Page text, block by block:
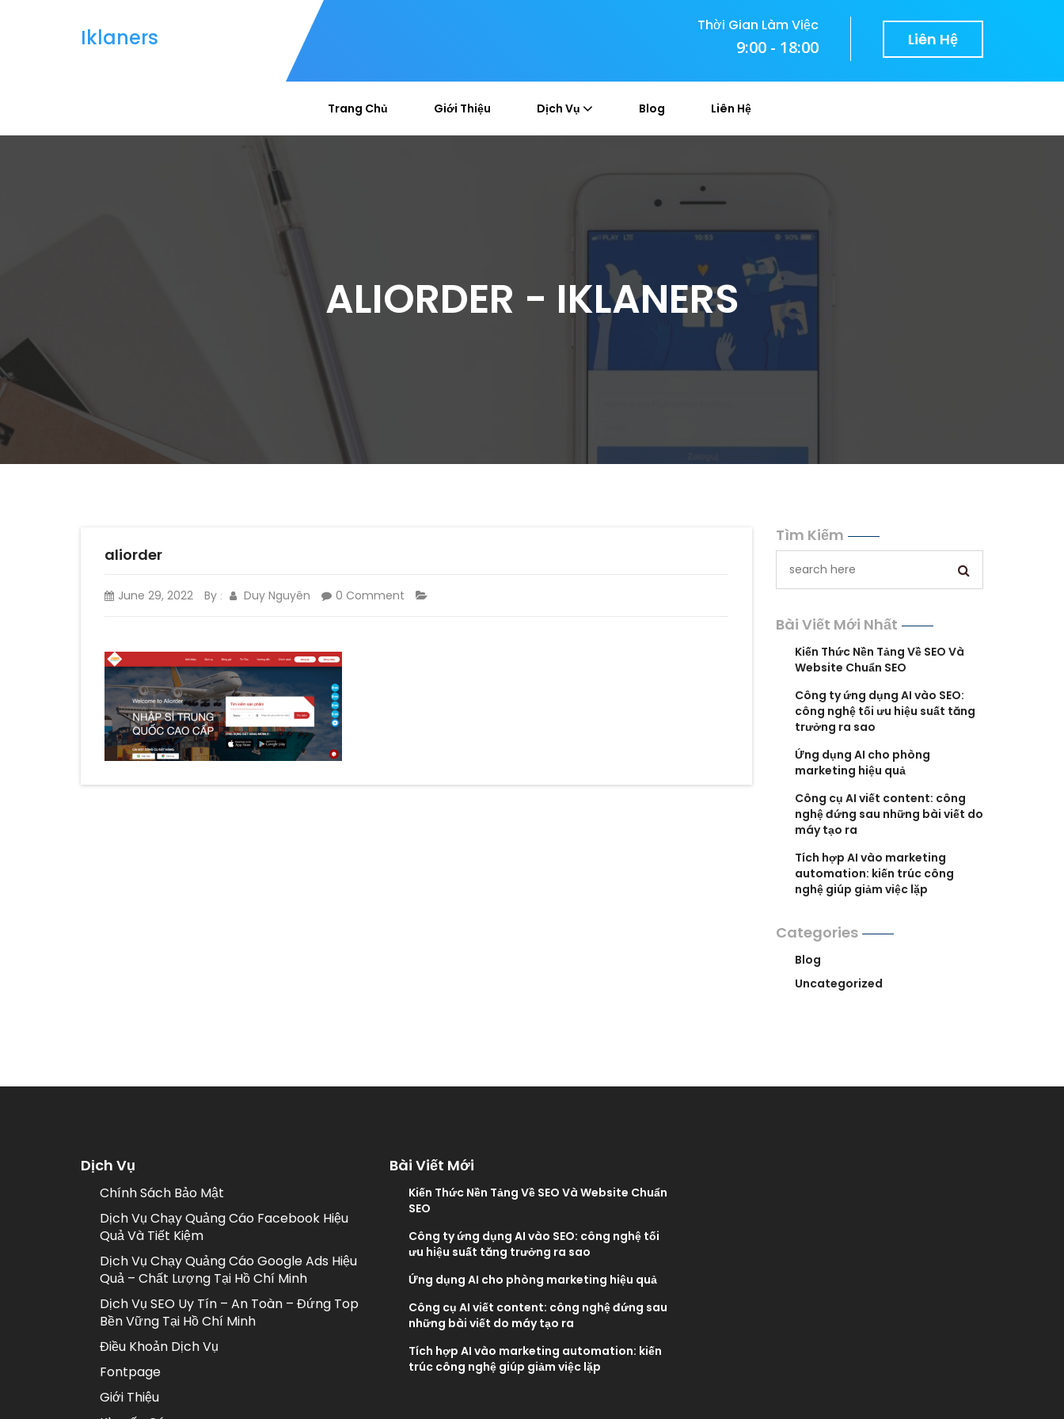
Iklaners Thời Gian Làm Việc
9:00 - 18:00 Liên Hệ
Trang Chủ Giới Thiệu Dịch Vụ Blog Liên Hệ
ALIORDER - IKLANERS
aliorder
June 29, 2022 By : Duy Nguyên 0 Comment
Tìm Kiếm
Bài Viết Mới Nhất
Kiến Thức Nền Tảng Về SEO Và
Website Chuẩn SEO
Công ty ứng dụng AI vào SEO:
công nghệ tối ưu hiệu suất tăng
trưởng ra sao
Ứng dụng AI cho phòng
marketing hiệu quả
Công cụ AI viết content: công
nghệ đứng sau những bài viết do
máy tạo ra
Tích hợp AI vào marketing
automation: kiến trúc công
nghệ giúp giảm việc lặp
Categories
Blog
Uncategorized
Dịch Vụ
Chính Sách Bảo Mật
Dịch Vụ Chạy Quảng Cáo Facebook Hiệu
Quả Và Tiết Kiệm
Dịch Vụ Chạy Quảng Cáo Google Ads Hiệu
Quả – Chất Lượng Tại Hồ Chí Minh
Dịch Vụ SEO Uy Tín – An Toàn – Đứng Top
Bền Vững Tại Hồ Chí Minh
Điều Khoản Dịch Vụ
Fontpage
Giới Thiệu
Bài Viết Mới
Kiến Thức Nền Tảng Về SEO Và Website Chuẩn
SEO
Công ty ứng dụng AI vào SEO: công nghệ tối
ưu hiệu suất tăng trưởng ra sao
Ứng dụng AI cho phòng marketing hiệu quả
Công cụ AI viết content: công nghệ đứng sau
những bài viết do máy tạo ra
Tích hợp AI vào marketing automation: kiến
trúc công nghệ giúp giảm việc lặp